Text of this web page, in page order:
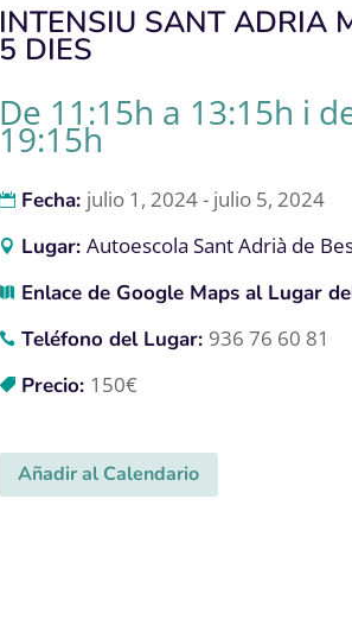
INTENSIU SANT ADRIA
5 DIES
De 11:15h a 13:15h i
19:15h
Fecha: julio 1, 2024 - julio 5, 2024
Lugar:Autoescola Sant Adrià de
Enlace de Google Maps al Lugar
Teléfono del Lugar: 936 76 60 81
Precio: 150€
Añadir al Calendario